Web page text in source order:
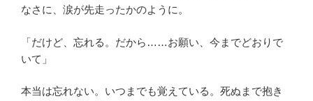
なさに、涙が先走ったかのように。
「だけど、忘れる。だから……お願い、今までどおりで
いて」
本当は忘れない。いつまでも覚えている。死ぬまで抱き